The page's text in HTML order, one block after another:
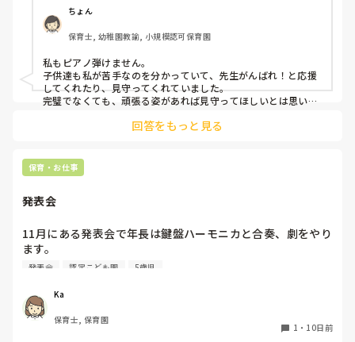
ちょん
保育士, 幼稚園教諭, 小規模認可保育園
私もピアノ弾けません。
子供達も私が苦手なのを分かっていて、先生がんばれ！と応援
してくれたり、見守ってくれていました。
完璧でなくても、頑張る姿があれば見守ってほしいとは思いま
回答をもっと見る
保育・お仕事
発表会
11月にある発表会で年長は鍵盤ハーモニカと合奏、劇をやり
ます。
鍵盤ハーモニカは年長になった4月から始まり、キラキラ星
になりました。
発表会でオススメの曲ありますか？？
鍵盤ハーモニカは二重奏にしようか迷っています！
発表会 認定こども園 5歳児
Ka
保育士, 保育園
1 ・ 10日前